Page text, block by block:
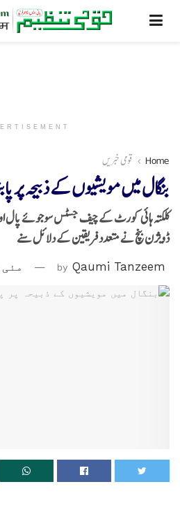
Home قومی خبریں
بنگال میں مویشیوں کے ذبیحہ پر
کلکتہ ہائی کورٹ کےچیف جسٹس سوجوئے پال
ڈویژن بنچ نے متعدد فریقین کے دلائل سنے
by Qaumi Tanzeem مئی 22, 2026